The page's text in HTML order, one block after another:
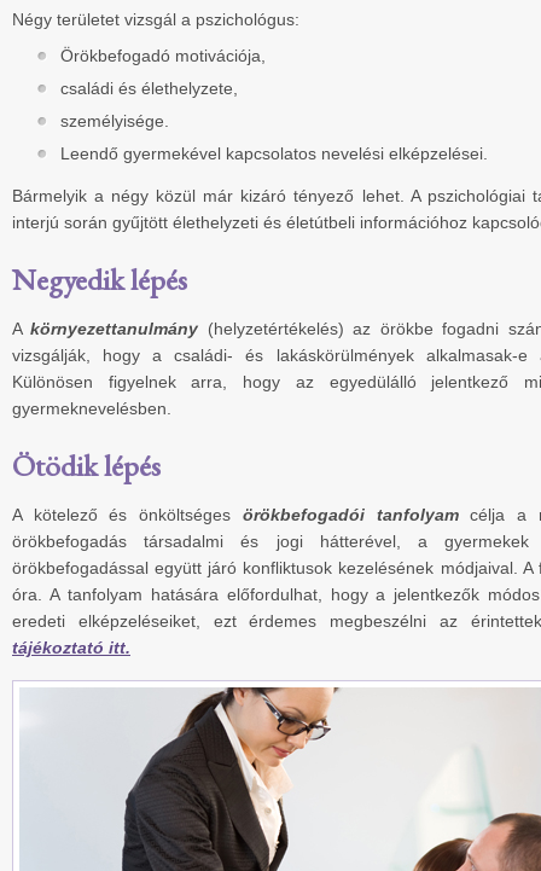
Négy területet vizsgál a pszichológus:
Örökbefogadó motivációja,
családi és élethelyzete,
személyisége.
Leendő gyermekével kapcsolatos nevelési elképzelései.
Bármelyik a négy közül már kizáró tényező lehet. A pszichológiai
interjú során gyűjtött élethelyzeti és életútbeli információhoz
Negyedik lépés
Akörnyezettanulmány (helyzetértékelés) az örökbe fogadni
vizsgálják, hogy a családi- és lakáskörülmények alkalmasak-e
Különösen figyelnek arra, hogy az egyedülálló jelentkező
gyermeknevelésben.
Ötödik lépés
A kötelező és önköltséges örökbefogadói tanfolyamcélja a
örökbefogadás társadalmi és jogi hátterével, a
örökbefogadással együtt járó konfliktusok kezelésének módjaival.
óra. A tanfolyam hatására előfordulhat, hogy a jelentkezők
eredeti elképzeléseiket, ezt érdemes megbeszélni az
tájékoztató itt.